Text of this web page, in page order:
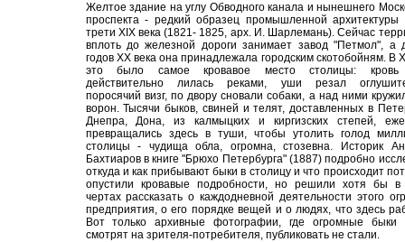
Желтое здание на углу Обводного канала и нынешнего
проспекта - редкий образец промышленной архитектуры
трети XIX века (1821- 1825, арх. И. Шарлемань). Сейчас
вплоть до железной дороги занимает завод "Петмол", а
годов XX века она принадлежала городским скотобойням. В
это было самое кровавое место столицы: кровь
действительно лилась реками, уши резал
поросячий визг, по двору сновали собаки, а над ними
ворон. Тысячи быков, свиней и телят, доставленных в
Днепра, Дона, из калмыцких и киргизских степей,
превращались здесь в туши, чтобы утолить голод
столицы - чудища обла, огромна, стозевна. Историк
Бахтиаров в книге "Брюхо Петербурга" (1887) подробно
откуда и как прибывают быки в столицу и что происходит
опустили кровавые подробности, но решили хотя бы
чертах рассказать о каждодневной деятельности этого
предприятия, о его порядке вещей и о людях, что здесь
Вот только архивные фотографии, где огромные быки
смотрят на зрителя-потребителя, публиковать не стали.